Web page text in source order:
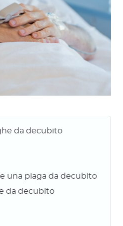
da decubito
una piaga da decubito
da decubito